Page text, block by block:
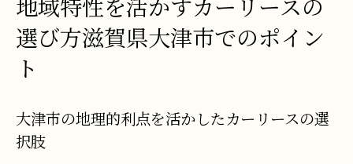
リースを選ぶ
地域の気候に適したカーリース車両の選定
ツ
地域特性を活かすカーリースの
選び方滋賀県大津市でのポイン
ト
大津市の地理的利点を活かしたカーリースの選
択肢